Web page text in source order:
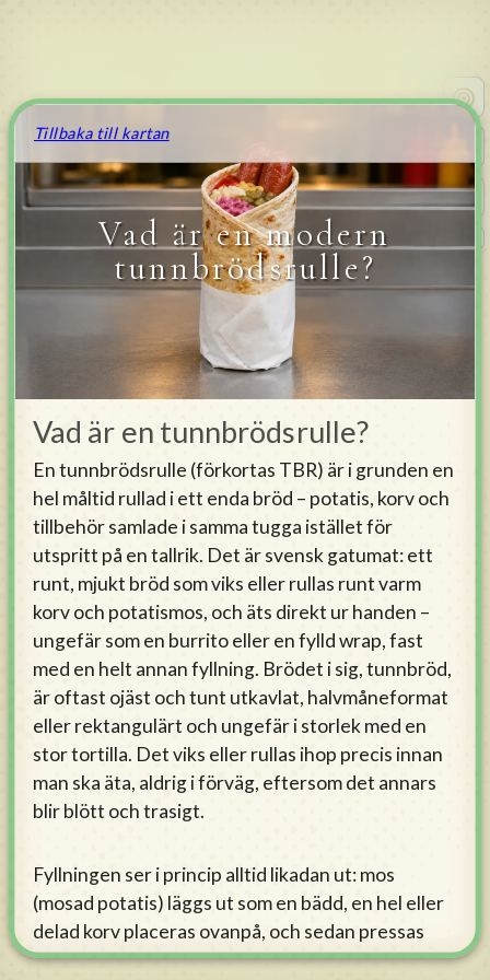
Tillbaka till kartan
Vad är en modern
tunnbrödsrulle?
Vad är en tunnbrödsrulle?
En tunnbrödsrulle (förkortas TBR) är i grunden en
hel måltid rullad i ett enda bröd – potatis, korv och
tillbehör samlade i samma tugga istället för
utspritt på en tallrik. Det är svensk gatumat: ett
runt, mjukt bröd som viks eller rullas runt varm
korv och potatismos, och äts direkt ur handen –
ungefär som en burrito eller en fylld wrap, fast
med en helt annan fyllning. Brödet i sig, tunnbröd,
är oftast ojäst och tunt utkavlat, halvmåneformat
eller rektangulärt och ungefär i storlek med en
stor tortilla. Det viks eller rullas ihop precis innan
man ska äta, aldrig i förväg, eftersom det annars
blir blött och trasigt.
Fyllningen ser i princip alltid likadan ut: mos
(mosad potatis) läggs ut som en bädd, en hel eller
delad korv placeras ovanpå, och sedan pressas
tillbehör in bredvid och runt korven – vanligast